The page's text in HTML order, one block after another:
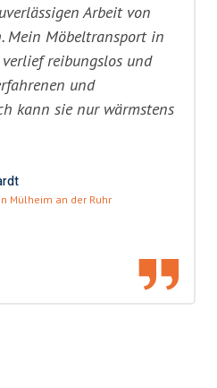
Arbeit von
Mein Möbeltransport in
reibungslos und
und
kann sie nur wärmstens
Mülheim an der Ruhr